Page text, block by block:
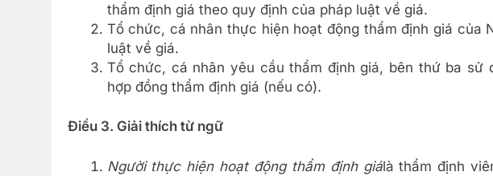
thẩm định giá theo quy định của pháp luật về giá.
Tổ chức, cá nhân thực hiện hoạt động thẩm định giá của
luật về giá.
Tổ chức, cá nhân yêu cầu thẩm định giá, bên thứ ba sử
hợp đồng thẩm định giá (nếu có).
Điều 3. Giải thích từ ngữ
Người thực hiện hoạt động thẩm định giálà thẩm định